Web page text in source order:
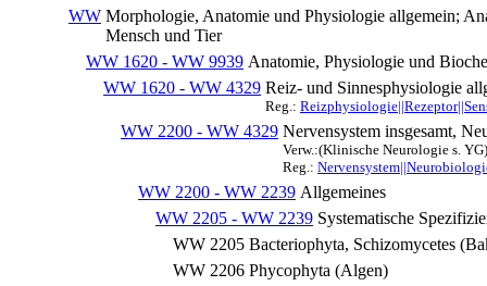
WW Morphologie, Anatomie und Physiologie allgemein;
Mensch und Tier
WW 1620 - WW 9939 Anatomie, Physiologie und
WW 1620 - WW 4329 Reiz- und Sinnesphysiologie
Reg.:
WW 2200 - WW 4329 Nervensystem insgesamt,
Verw.:(Klinische Neurologie s. YG)
Reg.:
WW 2200 - WW 2239 Allgemeines
WW 2205 - WW 2239 Systematische
WW 2205 Bacteriophyta, Schizomycetes
WW 2206 Phycophyta (Algen)